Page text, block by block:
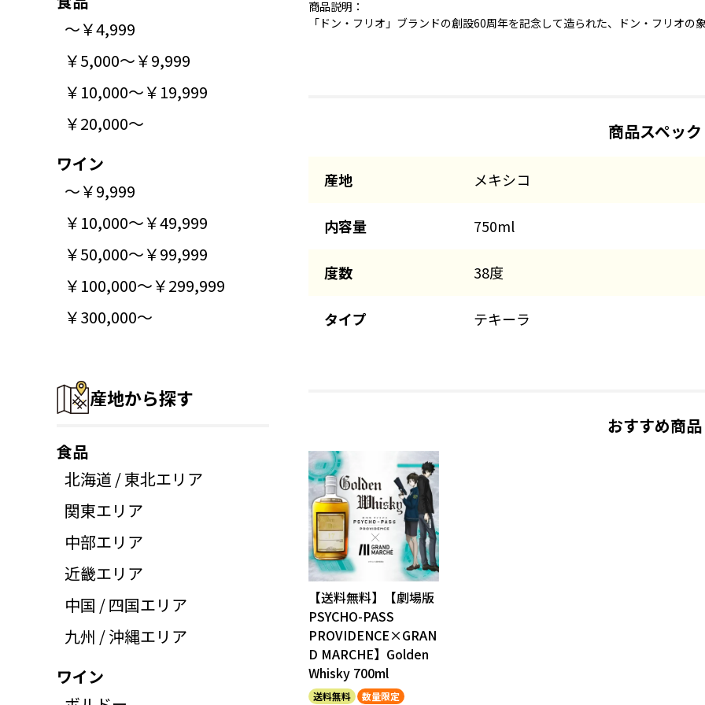
～￥4,999
￥5,000～￥9,999
￥10,000～￥19,999
￥20,000～
ワイン
～￥9,999
￥10,000～￥49,999
￥50,000～￥99,999
￥100,000～￥299,999
￥300,000～
産地から探す
食品
北海道 / 東北エリア
関東エリア
中部エリア
近畿エリア
中国 / 四国エリア
九州 / 沖縄エリア
ワイン
商品説明：
「ドン・フリオ」ブランドの創設60周年を記念して造られた、ドン・フリオの象
商品スペック
産地 メキシコ
内容量 750ml
度数 38度
タイプ テキーラ
おすすめ商品
【送料無料】【劇場版
PSYCHO-PASS
PROVIDENCE×GRAN
D MARCHE】Golden
Whisky 700ml
送料無料 数量限定